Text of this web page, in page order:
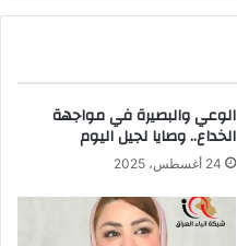
الوعي والبصيرة في مواجهة
الخداع.. وصايا لجيل اليوم
24 أغسطس، 2025